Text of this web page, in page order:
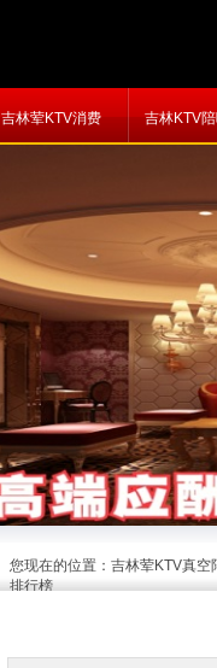
吉林荤KTV消费 吉林KTV
您现在的位置： 吉林荤KTV真空
排行榜